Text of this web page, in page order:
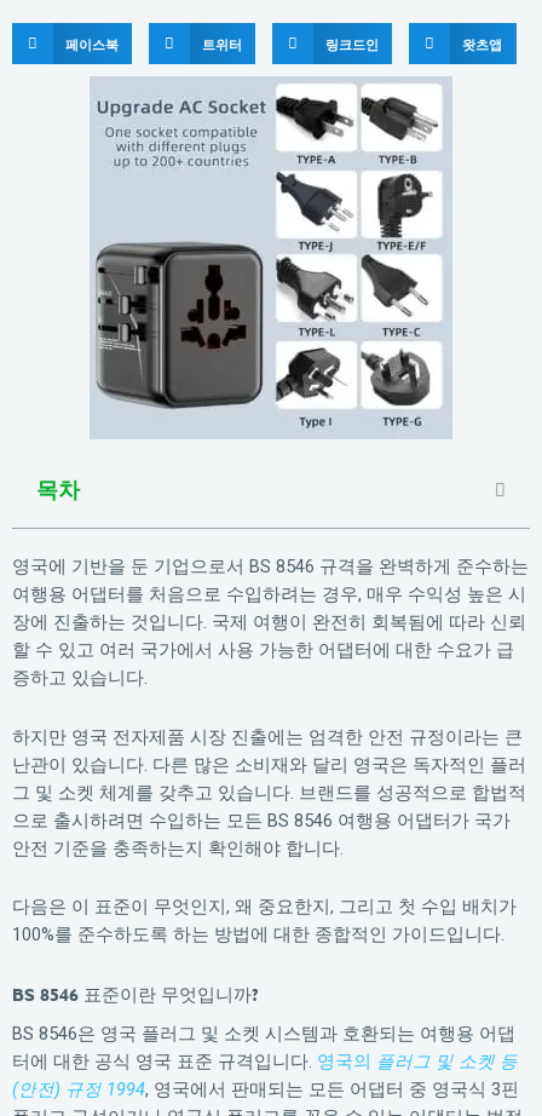
페이스북 트위터 링크드인 왓츠앱
목차
영국에 기반을 둔 기업으로서 BS 8546 규격을 완벽하게 준수하는
여행용 어댑터를 처음으로 수입하려는 경우, 매우 수익성 높은 시
장에 진출하는 것입니다. 국제 여행이 완전히 회복됨에 따라 신뢰
할 수 있고 여러 국가에서 사용 가능한 어댑터에 대한 수요가 급
증하고 있습니다.
하지만 영국 전자제품 시장 진출에는 엄격한 안전 규정이라는 큰
난관이 있습니다. 다른 많은 소비재와 달리 영국은 독자적인 플러
그 및 소켓 체계를 갖추고 있습니다. 브랜드를 성공적으로 합법적
으로 출시하려면 수입하는 모든 BS 8546 여행용 어댑터가 국가
안전 기준을 충족하는지 확인해야 합니다.
다음은 이 표준이 무엇인지, 왜 중요한지, 그리고 첫 수입 배치가
100%를 준수하도록 하는 방법에 대한 종합적인 가이드입니다.
BS 8546 표준이란 무엇입니까?
BS 8546은 영국 플러그 및 소켓 시스템과 호환되는 여행용 어댑
터에 대한 공식 영국 표준 규격입니다. 영국의 플러그 및 소켓 등
(안전) 규정 1994, 영국에서 판매되는 모든 어댑터 중 영국식 3핀